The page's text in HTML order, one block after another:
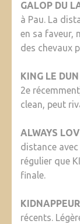
GALOP DU
à Pau. La
en sa faveur,
des chevaux
KING LE
2e
clean, peut
ALWAYS
distance
régulier que
finale.
récents.